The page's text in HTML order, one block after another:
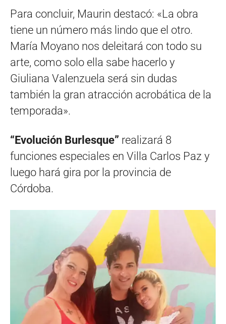
Para concluir, Maurin destacó: «La obra
tiene un número más lindo que el otro.
María Moyano nos deleitará con todo su
arte, como solo ella sabe hacerlo y
Giuliana Valenzuela será sin dudas
también la gran atracción acrobática de la
temporada».
“Evolución Burlesque” realizará 8
funciones especiales en Villa Carlos Paz y
luego hará gira por la provincia de
Córdoba.